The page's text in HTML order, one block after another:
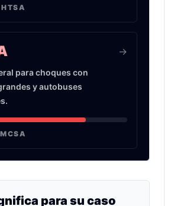
para choques con
y autobuses
->
para su caso